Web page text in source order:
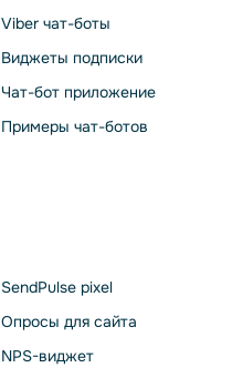
Viber чат-боты
Виджеты подписки
Чат-бот приложение
Примеры чат-ботов
SendPulse pixel
Опросы для сайта
NPS-виджет